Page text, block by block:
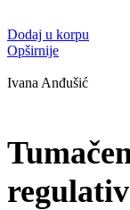
Dodaj u korpu
Opširnije
Ivana Anđušić